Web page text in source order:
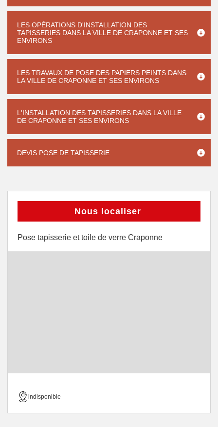
LES OPÉRATIONS D'INSTALLATION DES
TAPISSERIES DANS LA VILLE DE CRAPONNE ET SES
ENVIRONS
LES TRAVAUX DE POSE DES PAPIERS PEINTS DANS
LA VILLE DE CRAPONNE ET SES ENVIRONS
L'INSTALLATION DES TAPISSERIES DANS LA VILLE
DE CRAPONNE ET SES ENVIRONS
DEVIS POSE DE TAPISSERIE
Nous localiser
Pose tapisserie et toile de verre Craponne
indisponible